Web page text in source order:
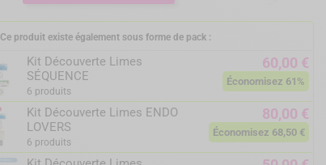
Ce produit existe également sous forme de pack :
Kit Découverte Limes
SÉQUENCE
6 produits
60,00 €
Économisez 61%
Kit Découverte Limes ENDO
LOVERS
6 produits
80,00 €
Économisez 68,50 €